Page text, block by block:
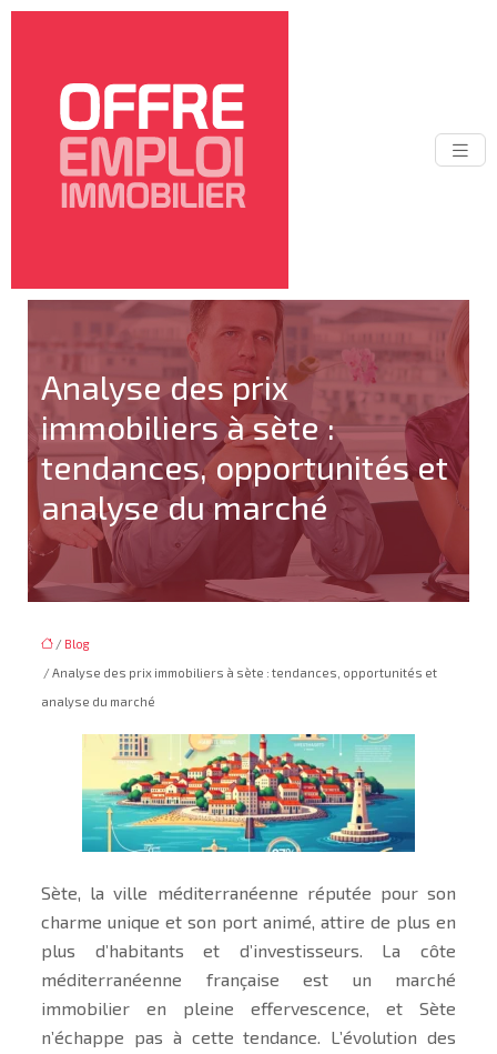
Analyse des prix
immobiliers à sète :
tendances, opportunités et
analyse du marché
/ Blog
/ Analyse des prix immobiliers à sète : tendances, opportunités et
analyse du marché
Sète, la ville méditerranéenne réputée pour son
charme unique et son port animé, attire de plus en
plus d’habitants et d’investisseurs. La côte
méditerranéenne française est un marché
immobilier en pleine effervescence, et Sète
n’échappe pas à cette tendance. L’évolution des